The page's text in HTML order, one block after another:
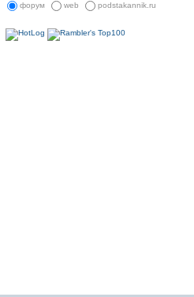
форум web podstakannik.ru